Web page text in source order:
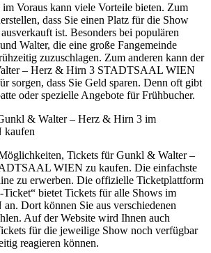
Voraus kann viele Vorteile bieten. Zum
dass Sie einen Platz für die Show
ist. Besonders bei populären
Walter, die eine große Fangemeinde
zuzuschlagen. Zum anderen kann der
– Herz & Hirn 3 STADTSAAL WIEN
sorgen, dass Sie Geld sparen. Denn oft gibt
oder spezielle Angebote für Frühbucher.
& Walter – Herz & Hirn 3 im
Tickets für Gunkl & Walter –
WIEN zu kaufen. Die einfachste
zu erwerben. Die offizielle Ticketplattform
Ticket“ bietet Tickets für alle Shows im
Dort können Sie aus verschiedenen
Auf der Website wird Ihnen auch
für die jeweilige Show noch verfügbar
reagieren können.